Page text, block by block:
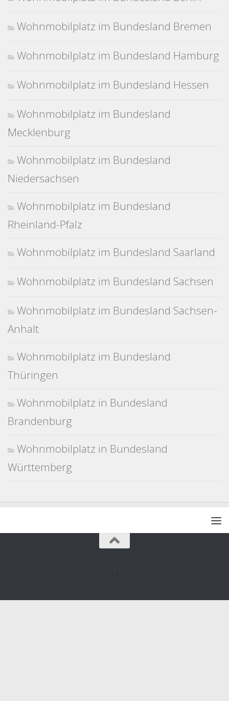
Wohnmobilplatz im Bundesland Bremen
Wohnmobilplatz im Bundesland Hamburg
Wohnmobilplatz im Bundesland Hessen
Wohnmobilplatz im Bundesland
Mecklenburg
Wohnmobilplatz im Bundesland
Niedersachsen
Wohnmobilplatz im Bundesland
Rheinland-Pfalz
Wohnmobilplatz im Bundesland Saarland
Wohnmobilplatz im Bundesland Sachsen
Wohnmobilplatz im Bundesland Sachsen-
Anhalt
Wohnmobilplatz im Bundesland
Thüringen
Wohnmobilplatz in Bundesland
Brandenburg
Wohnmobilplatz in Bundesland
Württemberg
.